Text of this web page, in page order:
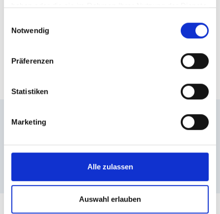
haben oder die sie im Rahmen Ihrer Nutzung der Dienste
Notwendig
Präferenzen
Statistiken
Marketing
Alle zulassen
Auswahl erlauben
Schlossalmbahn eröffnen sich atemberaubende
Ausblicke. Ein 15- bis 20-minütiger Spaziergang von
der Bergstation, vorbei am
durch
Hirsch&Maus entlang – und schon stehst du vor
Weitere Panoramen und
Ausblicke genießen